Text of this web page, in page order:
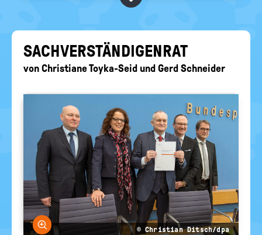
politische
EURE AKTUELLEN FRAGEN...
SACH­VER­STÄN­DI­GEN­RAT
von Christiane Toyka-Seid und Gerd Schneider
Bild vergrößern
© Christian Ditsch/dpa